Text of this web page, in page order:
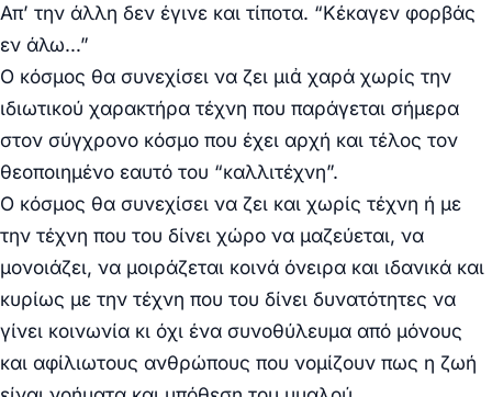
Απ’ την άλλη δεν έγινε και τίποτα. “Κέκαγεν φορβάς
εν άλω…”
Ο κόσμος θα συνεχίσει να ζει μιἀ χαρά χωρίς την
ιδιωτικού χαρακτήρα τέχνη που παράγεται σήμερα
στον σύγχρονο κόσμο που έχει αρχή και τέλος τον
θεοποιημένο εαυτό του “καλλιτέχνη”.
Ο κόσμος θα συνεχίσει να ζει και χωρίς τέχνη ή με
την τέχνη που του δίνει χώρο να μαζεύεται, να
μονοιάζει, να μοιράζεται κοινά όνειρα και ιδανικά και
κυρίως με την τέχνη που του δίνει δυνατότητες να
γίνει κοινωνία κι όχι ένα συνοθύλευμα από μόνους
και αφίλιωτους ανθρώπους που νομίζουν πως η ζωή